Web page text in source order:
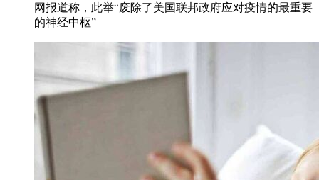
网报道称，此举“废除了美国联邦政府应对疫情的最重要
的神经中枢”